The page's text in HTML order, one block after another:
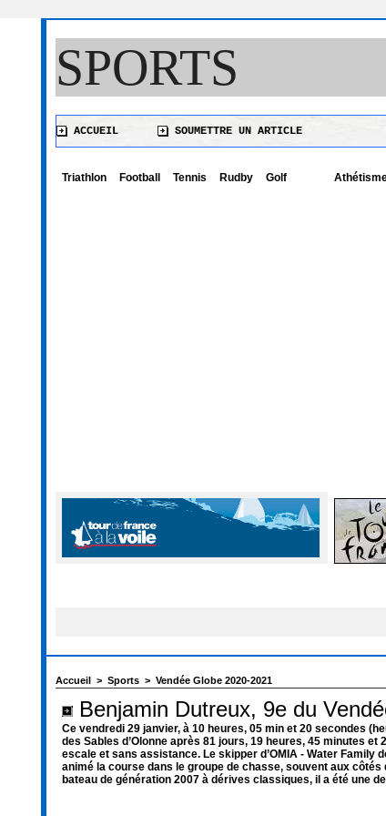
SPORTS
ACCUEIL SOUMETTRE UN ARTICLE
Triathlon Football Tennis Rudby Golf
Accueil > Sports > Vendée Globe 2020-2021
Benjamin Dutreux, 9e du
Ce vendredi 29 janvier, à 10 heures, 05 min et 20 secondes
des Sables d’Olonne après 81 jours, 19 heures, 45 minutes
escale et sans assistance. Le skipper d’OMIA - Water Family
animé la course dans le groupe de chasse, souvent aux côtés
bateau de génération 2007 à dérives classiques, il a été une